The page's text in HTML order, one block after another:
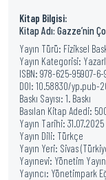
Kitap Bilgisi:
Kitap Adı: Gazze’nin
Yayın Türü: Fiziksel
Yayın Kategorisi:
ISBN: 978-625-95907-6-
DOI: 10.58830/yp.pub-
Baskı Sayısı: 1. Baskı
Basılan Kitap Adedi:
Yayın Tarihi: 31.07.2025
Yayın Dili: Türkçe
Yayın Yeri: Sivas
Yayınevi: Yönetim
Yayıncı: Yönetimpark